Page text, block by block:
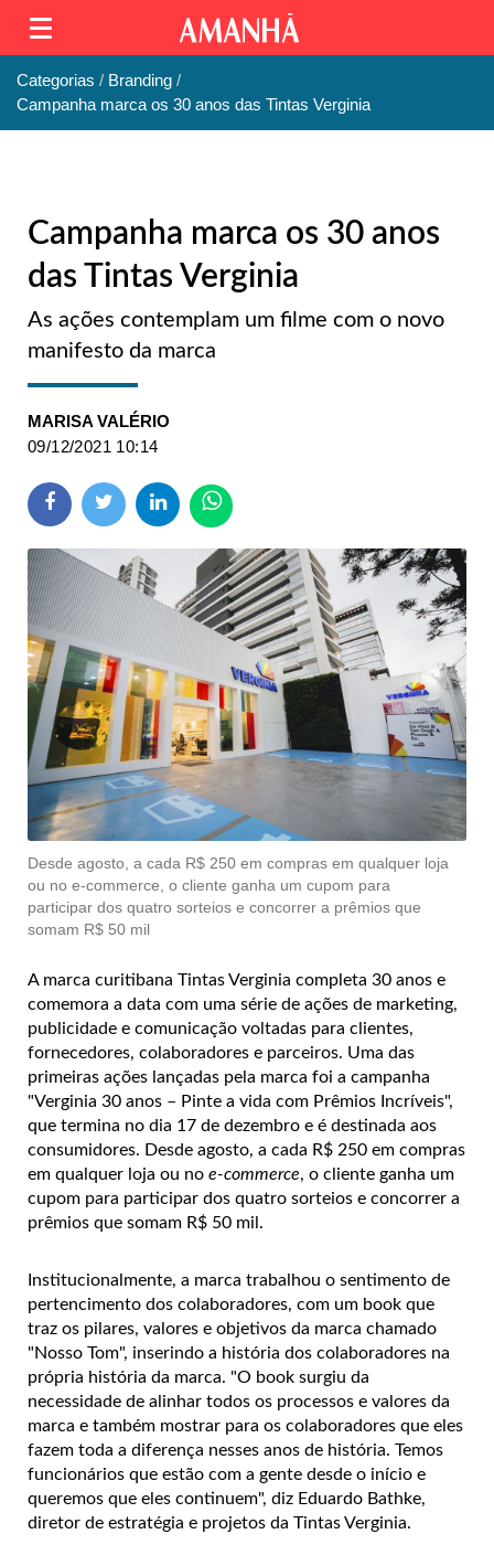
Categorias
Branding
Campanha marca os 30 anos das Tintas Verginia
Campanha marca os 30 anos
das Tintas Verginia
As ações contemplam um filme com o novo
manifesto da marca
MARISA VALÉRIO
09/12/2021 10:14
Desde agosto, a cada R$ 250 em compras em qualquer loja
ou no e-commerce, o cliente ganha um cupom para
participar dos quatro sorteios e concorrer a prêmios que
somam R$ 50 mil
A marca curitibana Tintas Verginia completa 30 anos e
comemora a data com uma série de ações de marketing,
publicidade e comunicação voltadas para clientes,
fornecedores, colaboradores e parceiros. Uma das
primeiras ações lançadas pela marca foi a campanha
"Verginia 30 anos – Pinte a vida com Prêmios Incríveis",
que termina no dia 17 de dezembro e é destinada aos
consumidores. Desde agosto, a cada R$ 250 em compras
em qualquer loja ou no e-commerce, o cliente ganha um
cupom para participar dos quatro sorteios e concorrer a
prêmios que somam R$ 50 mil.
Institucionalmente, a marca trabalhou o sentimento de
pertencimento dos colaboradores, com um book que
traz os pilares, valores e objetivos da marca chamado
"Nosso Tom", inserindo a história dos colaboradores na
própria história da marca. "O book surgiu da
necessidade de alinhar todos os processos e valores da
marca e também mostrar para os colaboradores que eles
fazem toda a diferença nesses anos de história. Temos
funcionários que estão com a gente desde o início e
queremos que eles continuem", diz Eduardo Bathke,
diretor de estratégia e projetos da Tintas Verginia.